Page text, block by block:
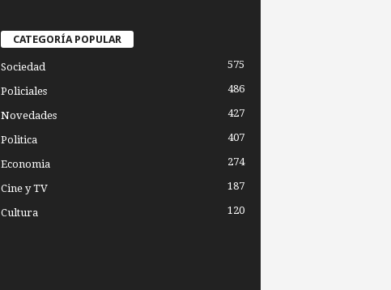
CATEGORÍA POPULAR
Sociedad 575
Policiales 486
Novedades 427
Politica 407
Economia 274
Cine y TV 187
Cultura 120